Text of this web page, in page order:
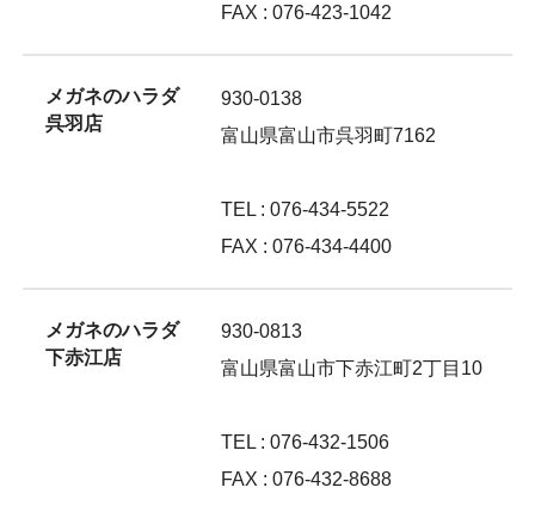
FAX : 076-423-1042
メガネのハラダ
呉羽店
930-0138
富山県富山市呉羽町7162
TEL : 076-434-5522
FAX : 076-434-4400
メガネのハラダ
下赤江店
930-0813
富山県富山市下赤江町2丁目10
TEL : 076-432-1506
FAX : 076-432-8688